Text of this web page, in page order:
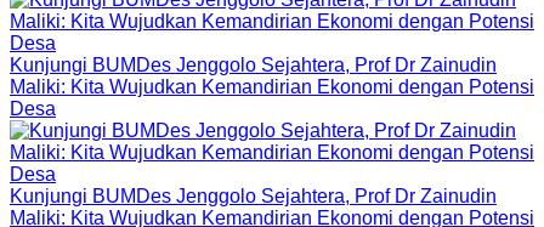
Kunjungi BUMDes Jenggolo Sejahtera, Prof Dr Zainudin
Maliki: Kita Wujudkan Kemandirian Ekonomi dengan Potensi
Desa
Kunjungi BUMDes Jenggolo Sejahtera, Prof Dr Zainudin
Maliki: Kita Wujudkan Kemandirian Ekonomi dengan Potensi